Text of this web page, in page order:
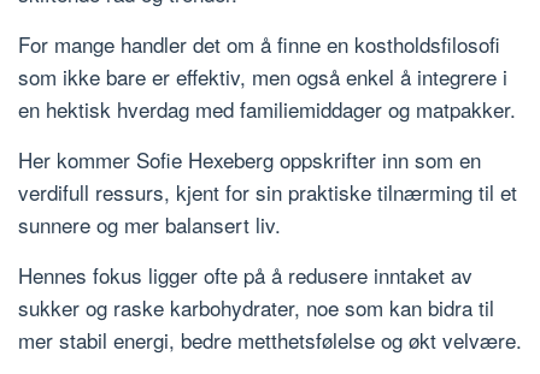
For mange handler det om å finne en kostholdsfilosofi
som ikke bare er effektiv, men også enkel å integrere i
en hektisk hverdag med familiemiddager og matpakker.
Her kommer Sofie Hexeberg oppskrifter inn som en
verdifull ressurs, kjent for sin praktiske tilnærming til et
sunnere og mer balansert liv.
Hennes fokus ligger ofte på å redusere inntaket av
sukker og raske karbohydrater, noe som kan bidra til
mer stabil energi, bedre metthetsfølelse og økt velvære.